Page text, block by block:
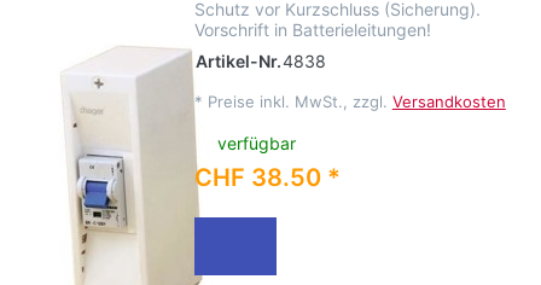
Schutz vor Kurzschluss (Sicherung).
Vorschrift in Batterieleitungen!
Artikel-Nr.4838
* Preise inkl. MwSt., zzgl. Versandkosten
verfügbar
CHF 38.50 *